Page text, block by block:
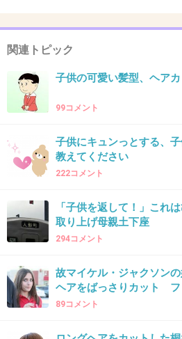
35. 匿名2016/02/01(月) 22:18:59
>>14
家で旦那がバリカンで切ってやっ
36. 匿名 2016/02/01(月) 22:31:29
3歳の息子
年前にバリカン買ってアタ
それなりになってる。
関連トピック
子供の可愛い髪型、ヘア
99コメント
子供にキュンっとする、
教えてください
222コメント
「子供を返して！」これ
取り上げ母親土下座
294コメント
故マイケル・ジャクソン
ヘアをばっさりカット フ
89コメント